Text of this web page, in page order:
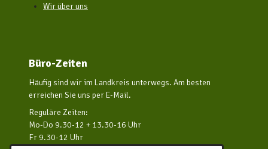
Wir über uns
Büro-Zeiten
Häufig sind wir im Landkreis unterwegs. Am besten
erreichen Sie uns per E-Mail.
Reguläre Zeiten:
Mo-Do 9.30-12 + 13.30-16 Uhr
Fr 9.30-12 Uhr